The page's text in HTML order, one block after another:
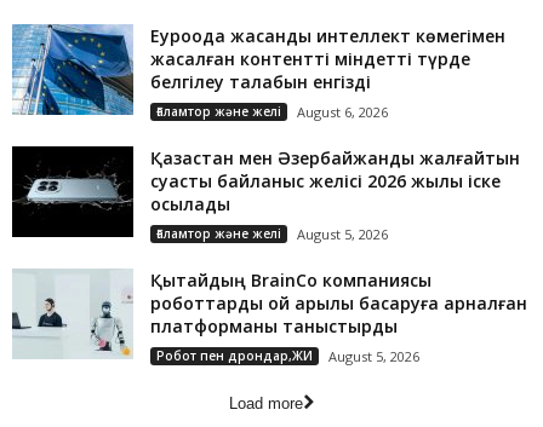
Еуроодақ жасанды интеллект көмегімен
жасалған контентті міндетті түрде
белгілеу талабын енгізді
Ғаламтор және желі August 6, 2026
Қазақстан мен Әзербайжанды жалғайтын
суасты байланыс желісі 2026 жылы іске
қосылады
Ғаламтор және желі August 5, 2026
Қытайдың BrainCo компаниясы
роботтарды ой арқылы басқаруға арналған
платформаны таныстырды
Робот пен дрондар,ЖИ August 5, 2026
Load more